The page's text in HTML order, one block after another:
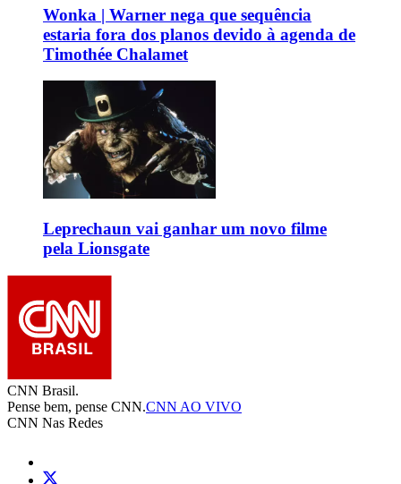
Wonka | Warner nega que sequência
estaria fora dos planos devido à agenda de
Timothée Chalamet
Leprechaun vai ganhar um novo filme
pela Lionsgate
CNN Brasil.
Pense bem, pense CNN.CNN AO VIVO
CNN Nas Redes